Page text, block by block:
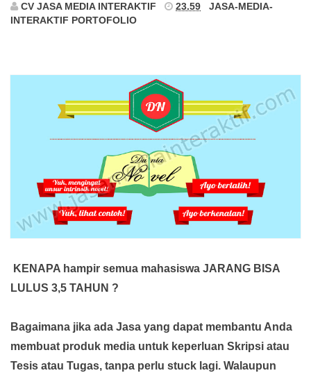
CV JASA MEDIA INTERAKTIF 23.59
JASA-MEDIA-
INTERAKTIF PORTOFOLIO
KENAPA hampir semua mahasiswa JARANG BISA
LULUS 3,5 TAHUN ?
Bagaimana jika ada Jasa yang dapat membantu Anda
membuat produk media untuk keperluan Skripsi atau
Tesis atau Tugas, tanpa perlu stuck lagi. Walaupun